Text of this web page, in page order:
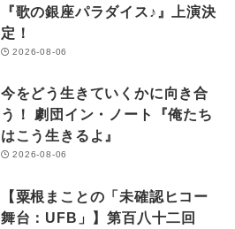
『歌の銀座パラダイス♪』上演決
定！
2026-08-06
今をどう生きていくかに向き合
う！ 劇団イン・ノート『俺たち
はこう生きるよ』
2026-08-06
【粟根まことの「未確認ヒコー
舞台：UFB」】第百八十二回